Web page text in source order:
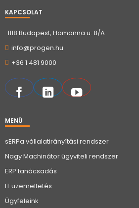
KAPCSOLAT
1118 Budapest, Homonna u. 8/A
info@progen.hu
+36 1 481 9000
MENÜ
sERPa vállalatirányítási rendszer
Nagy Machinátor ügyviteli rendszer
ERP tanácsadás
IT üzemeltetés
Ügyfeleink